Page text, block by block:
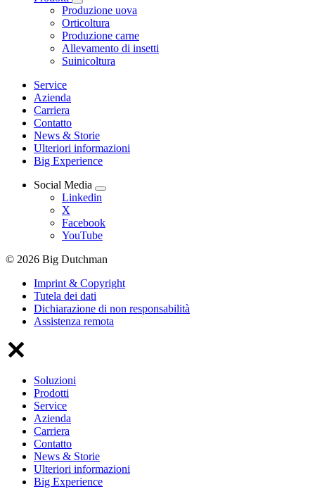
Produzione uova
Orticoltura
Produzione carne
Allevamento di insetti
Suinicoltura
Service
Azienda
Carriera
Contatto
News & Storie
Ulteriori informazioni
Big Experience
Social Media
Linkedin
X
Facebook
YouTube
© 2026 Big Dutchman
Imprint & Copyright
Tutela dei dati
Dichiarazione di non responsabilità
Assistenza remota
Soluzioni
Prodotti
Service
Azienda
Carriera
Contatto
News & Storie
Ulteriori informazioni
Big Experience